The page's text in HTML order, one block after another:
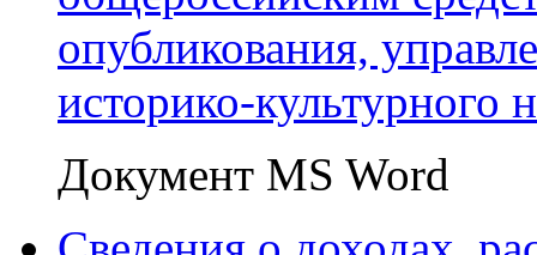
опубликования,
историко-культурного
Документ MS Word